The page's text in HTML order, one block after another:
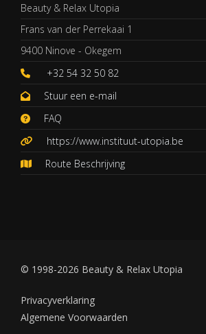
Beauty & Relax Utopia
Frans van der Perrekaai 1
9400 Ninove - Okegem
+32 54 32 50 82
Stuur een e-mail
FAQ
https://www.instituut-utopia.be
Route Beschrijving
© 1998-2026 Beauty & Relax Utopia
Privacyverklaring
Algemene Voorwaarden